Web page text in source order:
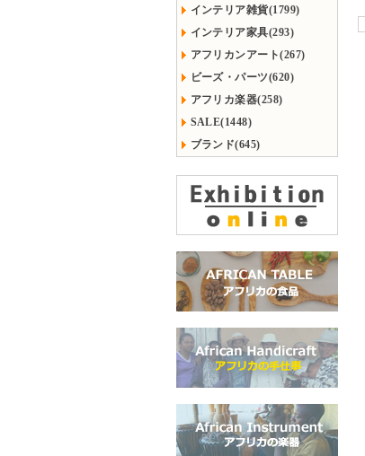
インテリア雑貨(1799)
インテリア家具(293)
アフリカンアート(267)
ビーズ・パーツ(620)
アフリカ楽器(258)
SALE(1448)
ブランド(645)